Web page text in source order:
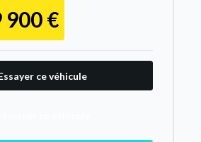
900 €
ce véhicule